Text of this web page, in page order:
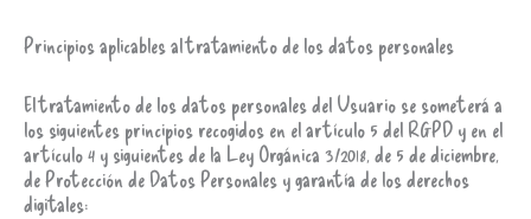
Principios aplicables al tratamiento de los datos personales
El tratamiento de los datos personales del Usuario se someterá a
los siguientes principios recogidos en el artículo 5 del RGPD y en el
artículo 4 y siguientes de la Ley Orgánica 3/2018, de 5 de diciembre,
de Protección de Datos Personales y garantía de los derechos
digitales: